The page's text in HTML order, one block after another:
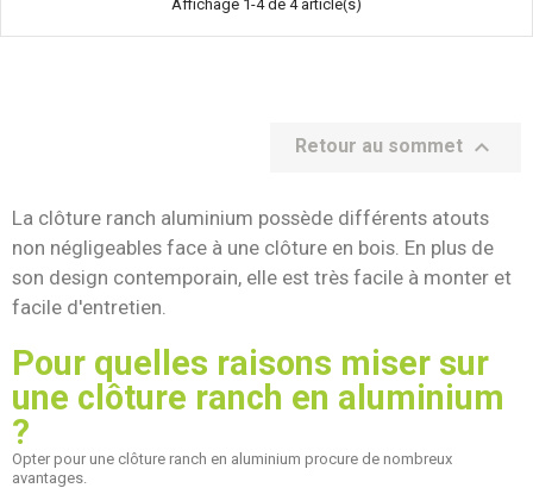
Affichage 1-4 de 4 article(s)
Retour au sommet 
La clôture ranch aluminium possède différents atouts
non négligeables face à une clôture en bois. En plus de
son design contemporain, elle est très facile à monter et
facile d'entretien.
Pour quelles raisons miser sur
une clôture ranch en aluminium
?
Opter pour une clôture ranch en aluminium procure de nombreux
avantages.